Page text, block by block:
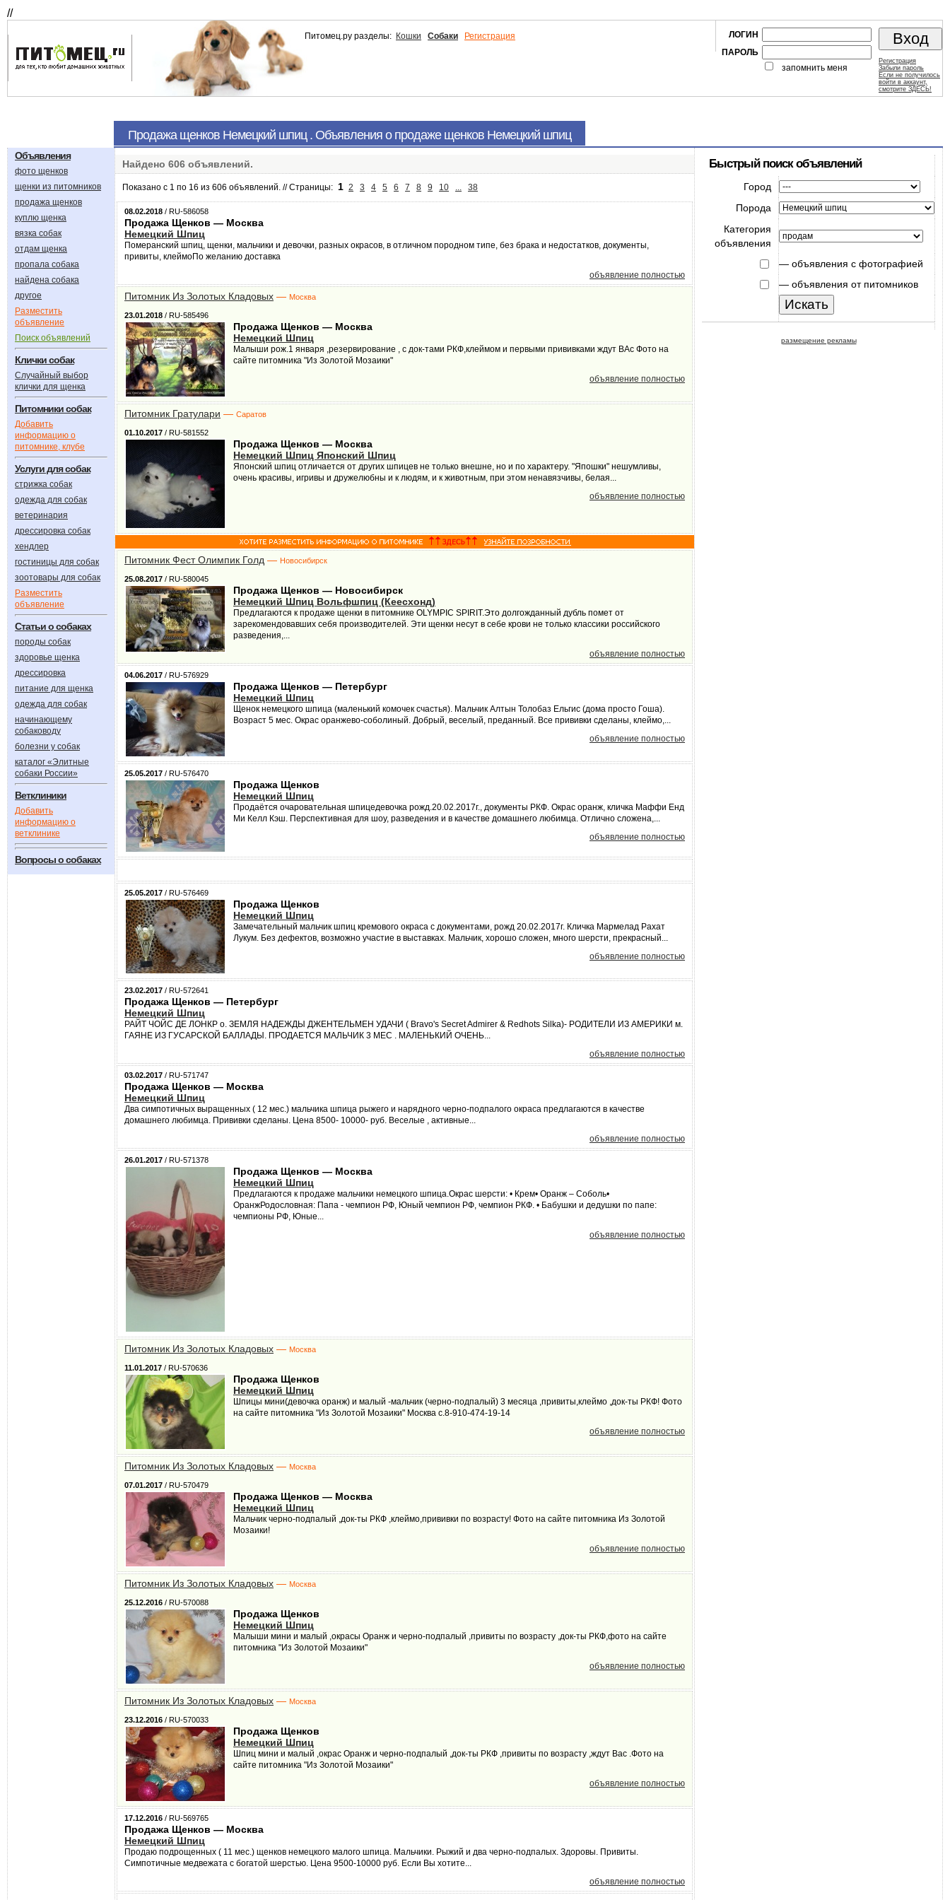
//
Питомец.ру разделы: Кошки Собаки Регистрация
ЛОГИН
ПАРОЛЬ
запомнить меня
Регистрация
Забыли пароль
Если не получилось
войти в аккаунт,
смотрите ЗДЕСЬ!
Продажа щенков Немецкий шпиц . Объявления о продаже щенков Немецкий шпиц
Объявления
фото щенков
щенки из питомников
продажа щенков
куплю щенка
вязка собак
отдам щенка
пропала собака
найдена собака
другое
Разместить
объявление
Поиск объявлений
Клички собак
Случайный выбор
клички для щенка
Питомники собак
Добавить
информацию о
питомнике, клубе
Услуги для собак
стрижка собак
одежда для собак
ветеринария
дрессировка собак
хендлер
гостиницы для собак
зоотовары для собак
Разместить
объявление
Статьи о собаках
породы собак
здоровье щенка
дрессировка
питание для щенка
одежда для собак
начинающему
собаководу
болезни у собак
каталог «Элитные
собаки России»
Ветклиники
Добавить
информацию о
ветклинике
Вопросы о собаках
Найдено 606 объявлений.
Показано с 1 по 16 из 606 объявлений. // Страницы: 1 2 3 4 5 6 7 8 9 10 ... 38
08.02.2018 / RU-586058
Продажа Щенков — Москва
Немецкий Шпиц
Померанский шпиц, щенки, мальчики и девочки, разных окрасов, в отличном породном типе, без брака и недостатков, документы,
привиты, клеймоПо желанию доставка
объявление полностью
Питомник Из Золотых Кладовых — Москва
23.01.2018 / RU-585496
Продажа Щенков — Москва
Немецкий Шпиц
Малыши рож.1 января ,резервирование , с док-тами РКФ,клеймом и первыми прививками ждут ВАс Фото на
сайте питомника "Из Золотой Мозаики"
объявление полностью
Питомник Гратулари — Саратов
01.10.2017 / RU-581552
Продажа Щенков — Москва
Немецкий Шпиц Японский Шпиц
Японский шпиц отличается от других шпицев не только внешне, но и по характеру. "Япошки" нешумливы,
очень красивы, игривы и дружелюбны и к людям, и к животным, при этом ненавязчивы, белая...
объявление полностью
Питомник Фест Олимпик Голд — Новосибирск
25.08.2017 / RU-580045
Продажа Щенков — Новосибирск
Немецкий Шпиц Вольфшпиц (кеесхонд)
Предлагаются к продаже щенки в питомнике OLYMPIC SPIRIT.Это долгожданный дубль помет от
зарекомендовавших себя производителей. Эти щенки несут в себе крови не только классики российского
разведения,...
объявление полностью
04.06.2017 / RU-576929
Продажа Щенков — Петербург
Немецкий Шпиц
Щенок немецкого шпица (маленький комочек счастья). Мальчик Алтын Толобаз Ельгис (дома просто Гоша).
Возраст 5 мес. Окрас оранжево-соболиный. Добрый, веселый, преданный. Все прививки сделаны, клеймо,...
объявление полностью
25.05.2017 / RU-576470
Продажа Щенков
Немецкий Шпиц
Продаётся очаровательная шпицедевочка рожд.20.02.2017г., документы РКФ. Окрас оранж, кличка Маффи Енд
Ми Келл Кэш. Перспективная для шоу, разведения и в качестве домашнего любимца. Отлично сложена,...
объявление полностью
25.05.2017 / RU-576469
Продажа Щенков
Немецкий Шпиц
Замечательный мальчик шпиц кремового окраса с документами, рожд 20.02.2017г. Кличка Мармелад Рахат
Лукум. Без дефектов, возможно участие в выставках. Мальчик, хорошо сложен, много шерсти, прекрасный...
объявление полностью
23.02.2017 / RU-572641
Продажа Щенков — Петербург
Немецкий Шпиц
РАЙТ ЧОЙС ДЕ ЛОНКР о. ЗЕМЛЯ НАДЕЖДЫ ДЖЕНТЕЛЬМЕН УДАЧИ ( Bravo's Secret Admirer & Redhots Silka)- РОДИТЕЛИ ИЗ АМЕРИКИ м.
ГАЯНЕ ИЗ ГУСАРСКОЙ БАЛЛАДЫ. ПРОДАЕТСЯ МАЛЬЧИК 3 МЕС . МАЛЕНЬКИЙ ОЧЕНЬ...
объявление полностью
03.02.2017 / RU-571747
Продажа Щенков — Москва
Немецкий Шпиц
Два симпотичных выращенных ( 12 мес.) мальчика шпица рыжего и нарядного черно-подпалого окраса предлагаются в качестве
домашнего любимца. Прививки сделаны. Цена 8500- 10000- руб. Веселые , активные...
объявление полностью
26.01.2017 / RU-571378
Продажа Щенков — Москва
Немецкий Шпиц
Предлагаются к продаже мальчики немецкого шпица.Окрас шерсти: • Крем• Оранж – Соболь•
ОранжРодословная: Папа - чемпион РФ, Юный чемпион РФ, чемпион РКФ. • Бабушки и дедушки по папе:
чемпионы РФ, Юные...
объявление полностью
Питомник Из Золотых Кладовых — Москва
11.01.2017 / RU-570636
Продажа Щенков
Немецкий Шпиц
Шпицы мини(девочка оранж) и малый -мальчик (черно-подпалый) 3 месяца ,привиты,клеймо ,док-ты РКФ! Фото
на сайте питомника "Из Золотой Мозаики" Москва с.8-910-474-19-14
объявление полностью
Питомник Из Золотых Кладовых — Москва
07.01.2017 / RU-570479
Продажа Щенков — Москва
Немецкий Шпиц
Мальчик черно-подпалый ,док-ты РКФ ,клеймо,прививки по возрасту! Фото на сайте питомника Из Золотой
Мозаики!
объявление полностью
Питомник Из Золотых Кладовых — Москва
25.12.2016 / RU-570088
Продажа Щенков
Немецкий Шпиц
Малыши мини и малый ,окрасы Оранж и черно-подпалый ,привиты по возрасту ,док-ты РКФ,фото на сайте
питомника "Из Золотой Мозаики"
объявление полностью
Питомник Из Золотых Кладовых — Москва
23.12.2016 / RU-570033
Продажа Щенков
Немецкий Шпиц
Шпиц мини и малый ,окрас Оранж и черно-подпалый ,док-ты РКФ ,привиты по возрасту ,ждут Вас .Фото на
сайте питомника "Из Золотой Мозаики"
объявление полностью
17.12.2016 / RU-569765
Продажа Щенков — Москва
Немецкий Шпиц
Продаю подрощенных ( 11 мес.) щенков немецкого малого шпица. Мальчики. Рыжий и два черно-подпалых. Здоровы. Привиты.
Симпотичные медвежата с богатой шерстью. Цена 9500-10000 руб. Если Вы хотите...
объявление полностью
Быстрый поиск объявлений
Город
Порода
Категория
объявления
— объявления с фотографией
— объявления от питомников
размещение рекламы